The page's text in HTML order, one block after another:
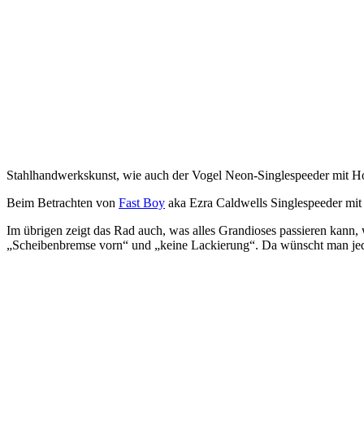
Stahlhandwerkskunst, wie auch der Vogel Neon-Singlespeeder mit
Beim Betrachten von Fast Boy aka Ezra Caldwells Singlespeeder
Im übrigen zeigt das Rad auch, was alles Grandioses passieren
„Scheibenbremse vorn“ und „keine Lackierung“. Da wünscht man